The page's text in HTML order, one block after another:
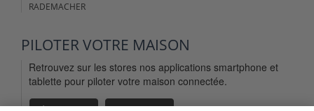
RADEMACHER
PILOTER VOTRE MAISON
Retrouvez sur les stores nos applications smartphone et
tablette pour piloter votre maison connectée.